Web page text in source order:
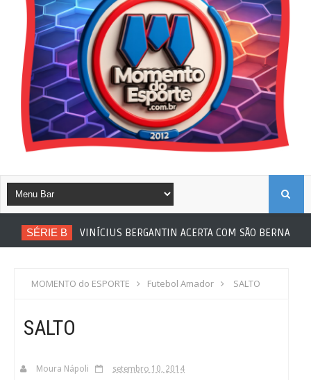
SÉRIE B VINÍCIUS BERGANTIN ACERTA COM SÃO BERNARDO
MOMENTO do ESPORTE Futebol Amador SALTO
SALTO
Moura Nápoli setembro 10, 2014